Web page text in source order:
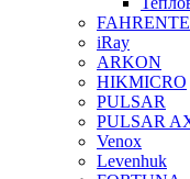
iRay
ARKON
HIKMICRO
PULSAR
PULSAR
Venox
Levenhuk